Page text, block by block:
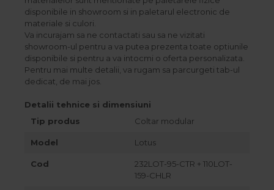
disponibile in showroom si in paletarul electronic de
materiale si culori.
Va incurajam sa ne contactati sau sa ne vizitati
showroom-ul pentru a va putea prezenta toate optiunile
disponibile si pentru a va intocmi o oferta personalizata.
Pentru mai multe detalii, va rugam sa parcurgeti tab-ul
dedicat, de mai jos.
Detalii tehnice si dimensiuni
Tip produs
Coltar modular
Model Lotus
Cod
232LOT-95-CTR + 110LOT-
159-CHLR